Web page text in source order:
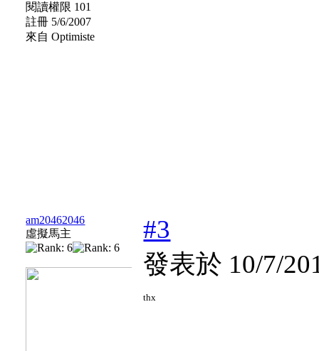
閱讀權限 101
註冊 5/6/2007
來自 Optimiste
am20462046
虛擬馬主
#3
發表於 10/7/
thx